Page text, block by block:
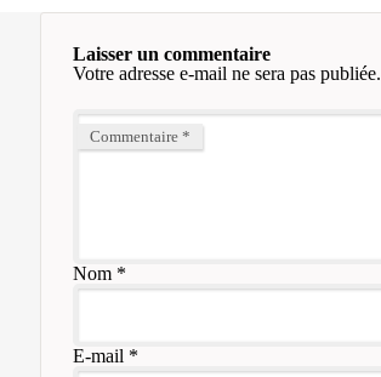
Laisser un commentaire
Votre adresse e-mail ne sera pas publiée.
Commentaire *
Nom*
E-mail *